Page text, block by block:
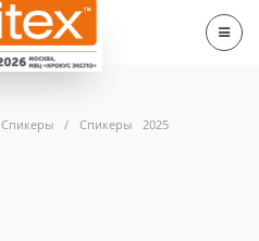
Спикеры / Спикеры 2025